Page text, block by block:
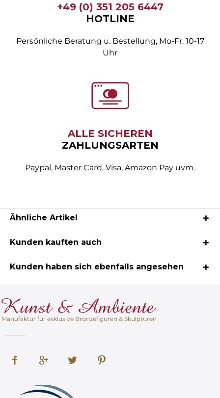
+49 (0) 351 205 6447
HOTLINE
Persönliche Beratung u. Bestellung, Mo-Fr. 10-17
Uhr
ALLE SICHEREN
ZAHLUNGSARTEN
Paypal, Master Card, Visa, Amazon Pay uvm.
Ähnliche Artikel
Kunden kauften auch
Kunden haben sich ebenfalls angesehen
Manufaktur für exklusive Bronzefiguren & Skulpturen